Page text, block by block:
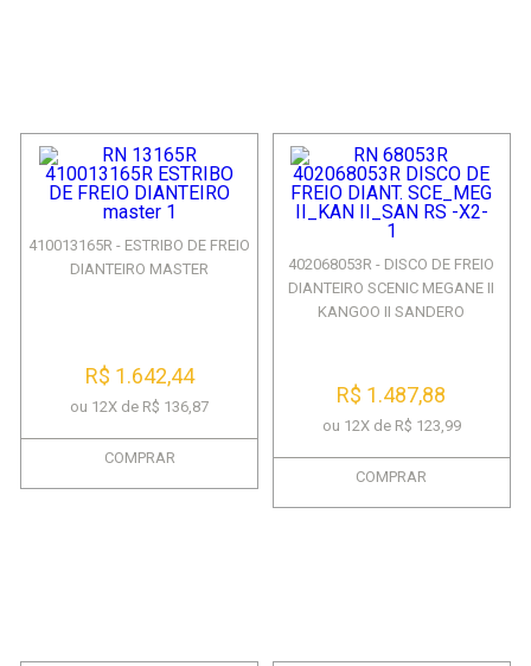
410013165R - ESTRIBO DE FREIO
DIANTEIRO MASTER
R$ 1.642,44
ou 12X de R$ 136,87
COMPRAR
402068053R - DISCO DE FREIO
DIANTEIRO SCENIC MEGANE II
KANGOO II SANDERO
R$ 1.487,88
ou 12X de R$ 123,99
COMPRAR